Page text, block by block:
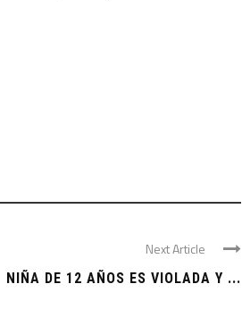
Next Article
NIÑA DE 12 AÑOS ES VIOLADA Y ...